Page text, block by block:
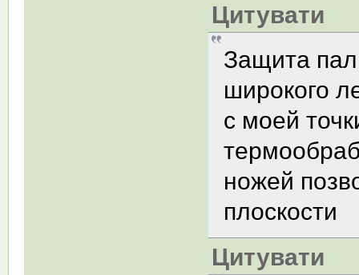
Цитувати
Защита
широкого
с моей
ножей
плоскости
Цитувати